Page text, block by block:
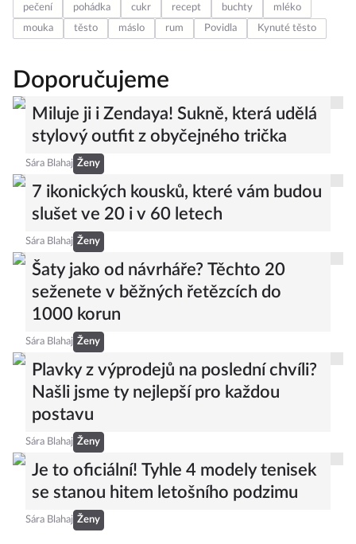
pečení pohádka cukr recept buchty
mléko
mouka
těsto máslo rum Povidla Kynuté těsto
Doporučujeme
Miluje ji i Zendaya! Sukně, která udělá
stylový outfit z obyčejného trička
Sára Blahaj Ženy
7 ikonických kousků, které vám budou
slušet ve 20 i v 60 letech
Sára Blahaj Ženy
Šaty jako od návrháře? Těchto 20
seženete v běžných řetězcích do
1000 korun
Sára Blahaj Ženy
Plavky z výprodejů na poslední chvíli?
Našli jsme ty nejlepší pro každou
postavu
Sára Blahaj Ženy
Je to oficiální! Tyhle 4 modely tenisek
se stanou hitem letošního podzimu
Sára Blahaj Ženy